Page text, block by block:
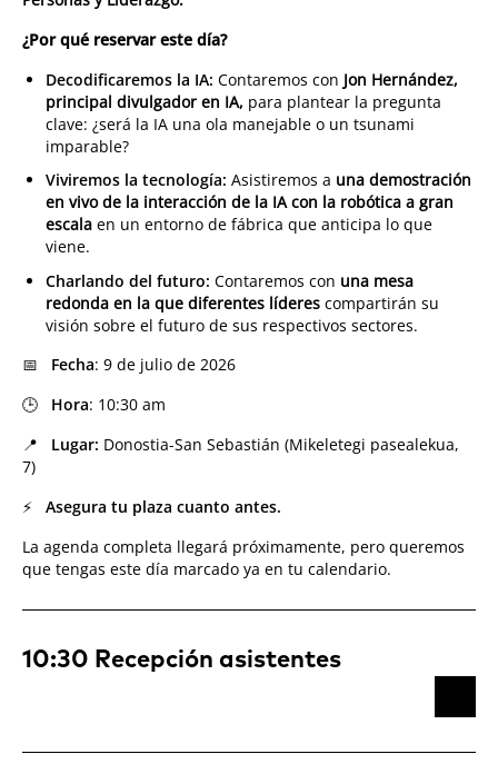
¿Por qué reservar este día?
Decodificaremos la IA: Contaremos con Jon Hernández,
principal divulgador en IA, para plantear la pregunta
clave: ¿será la IA una ola manejable o un tsunami
imparable?
Viviremos la tecnología: Asistiremos a una demostración
en vivo de la interacción de la IA con la robótica a gran
escalaen un entorno de fábrica que anticipa lo que
viene.
Charlando del futuro: Contaremos con una mesa
redonda en la que diferentes líderes compartirán su
visión sobre el futuro de sus respectivos sectores.
📅
Fecha:9 de julio de 2026
🕒 Hora: 10:30 am
📍
Lugar: Donostia-San Sebastián (Mikeletegi pasealekua,
7)
⚡Asegura tu plaza cuanto antes.
La agenda completa llegará próximamente, pero queremos
que tengas este día marcado ya en tu calendario.
10:30 Recepción asistentes